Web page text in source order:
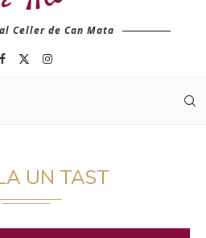
Celler de Can Mata
UN TAST